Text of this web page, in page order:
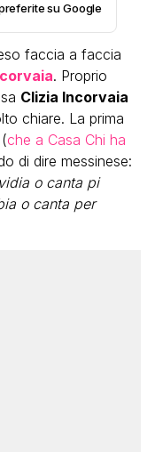
su Google
faccia a faccia
. Proprio
Clizia Incorvaia
chiare. La prima
che a Casa Chi ha
di dire messinese:
o canta pi
o canta per